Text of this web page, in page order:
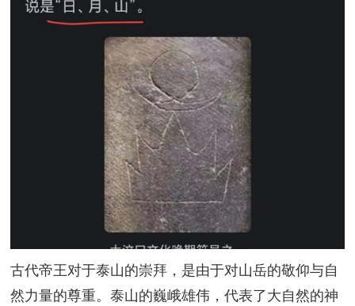
古代帝王对于泰山的崇拜，是由于对山岳的敬仰与自
然力量的尊重。泰山的巍峨雄伟，代表了大自然的神